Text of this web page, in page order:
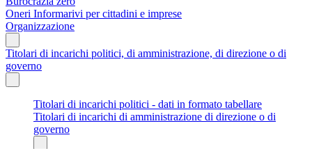
Oneri Informarivi per cittadini e imprese
Organizzazione
Titolari di incarichi politici, di amministrazione, di direzione o di
governo
Titolari di incarichi politici - dati in formato tabellare
Titolari di incarichi di amministrazione di direzione o di
governo